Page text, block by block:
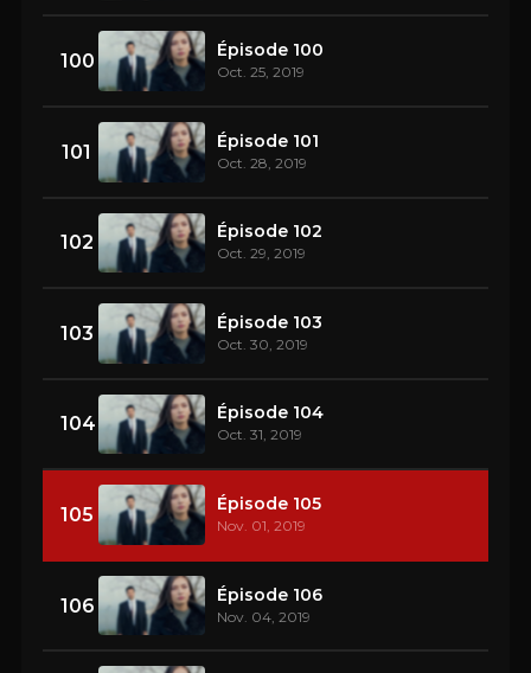
100 Épisode 100
Oct. 25, 2019
101 Épisode 101
Oct. 28, 2019
102 Épisode 102
Oct. 29, 2019
103 Épisode 103
Oct. 30, 2019
104 Épisode 104
Oct. 31, 2019
105 Épisode 105
Nov. 01, 2019
106 Épisode 106
Nov. 04, 2019